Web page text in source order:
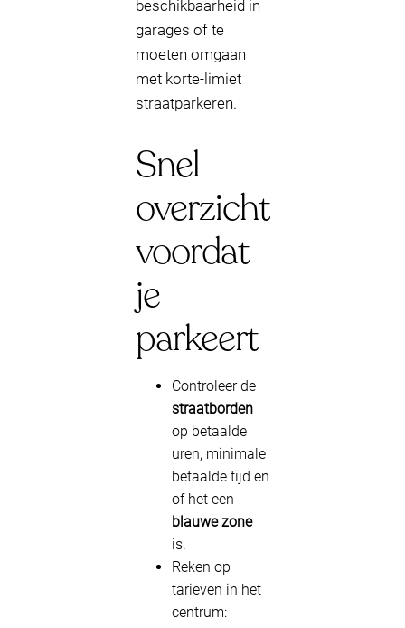
beschikbaarheid in
garages of te
moeten omgaan
met korte-limiet
straatparkeren.
Snel
overzicht
voordat
je
parkeert
Controleer de
straatborden
op betaalde
uren, minimale
betaalde tijd en
of het een
blauwe zone
is.
Reken op
tarieven in het
centrum: